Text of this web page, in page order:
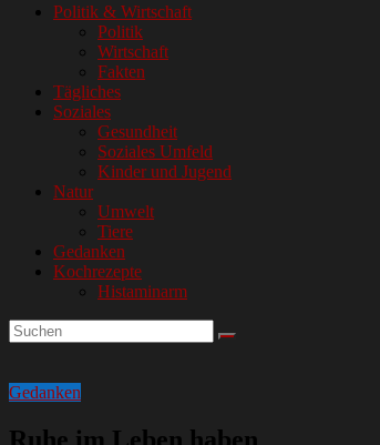
Politik & Wirtschaft
Politik
Wirtschaft
Fakten
Tägliches
Soziales
Gesundheit
Soziales Umfeld
Kinder und Jugend
Natur
Umwelt
Tiere
Gedanken
Kochrezepte
Histaminarm
Gedanken
Ruhe im Leben haben